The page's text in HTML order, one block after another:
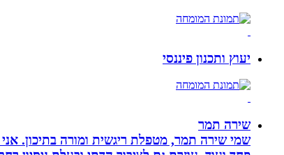
יעוץ ותכנון פיננסי
שירה תמר